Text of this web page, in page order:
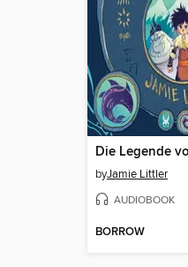
byJamie Littler
AUDIOBOOK
BORROW